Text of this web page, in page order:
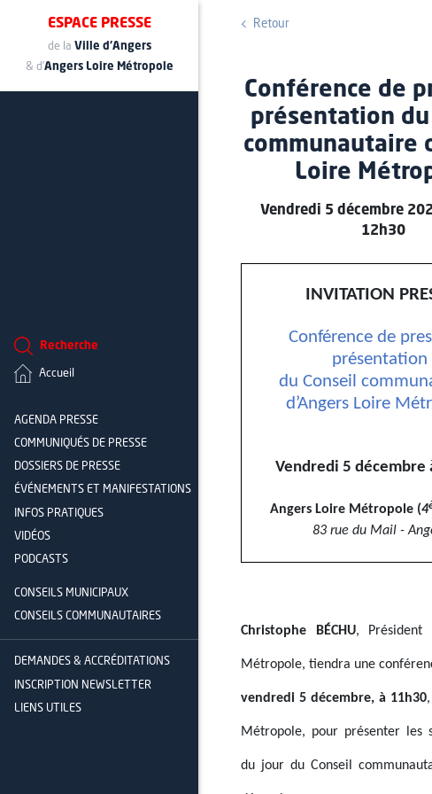
ESPACE PRESSE
de la Ville d'Angers
& d'Angers Loire Métropole
Recherche
Accueil
AGENDA PRESSE
COMMUNIQUÉS DE PRESSE
DOSSIERS DE PRESSE
ÉVÉNEMENTS ET MANIFESTATIONS
INFOS PRATIQUES
VIDÉOS
PODCASTS
CONSEILS MUNICIPAUX
CONSEILS COMMUNAUTAIRES
DEMANDES & ACCRÉDITATIONS
INSCRIPTION NEWSLETTER
LIENS UTILES
Retour
Conférence de
présentation du
communautaire
Loire
Vendredi 5 décembre
12h30
INVITATION
Conférence de
présentation
du Conseil
d’Angers Loire
Vendredi 5 décembre
Angers Loire Métropole (4
83 rue du Mail -
Christophe BÉCHU, Président
Métropole, tiendra une
vendredi 5 décembre, à 11h30
Métropole, pour présenter les
du jour du Conseil